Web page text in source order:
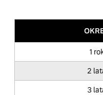
1
2
3